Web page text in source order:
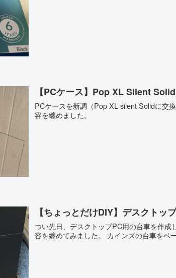
【PCケース】Pop XL Silent
PCケースを新調（Pop XL silent Solidに交
容を纏めました。
【ちょっとだけDIY】デスクトッ
つい先日、デスクトップPC用の台車を作成
容を纏めてみました。 カインズの台車をベ